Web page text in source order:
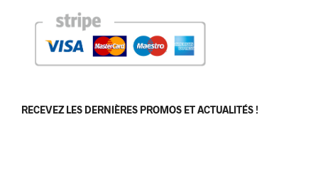
RECEVEZ LES DERNIÈRES PROMOS ET ACTUALITÉS !